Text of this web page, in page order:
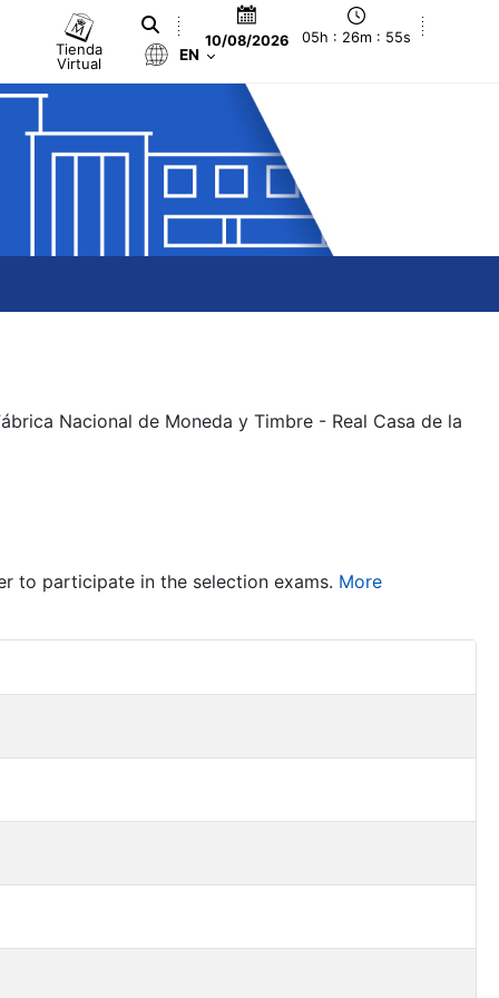
Tienda
Virtual
10/08/2026 05h : 26m : 55s
EN
Nacional de Moneda y Timbre - Real Casa de la
to participate in the selection exams. More
Item